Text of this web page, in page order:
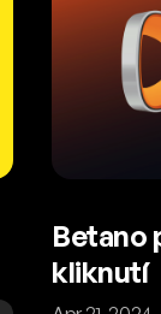
Betano
kliknutí